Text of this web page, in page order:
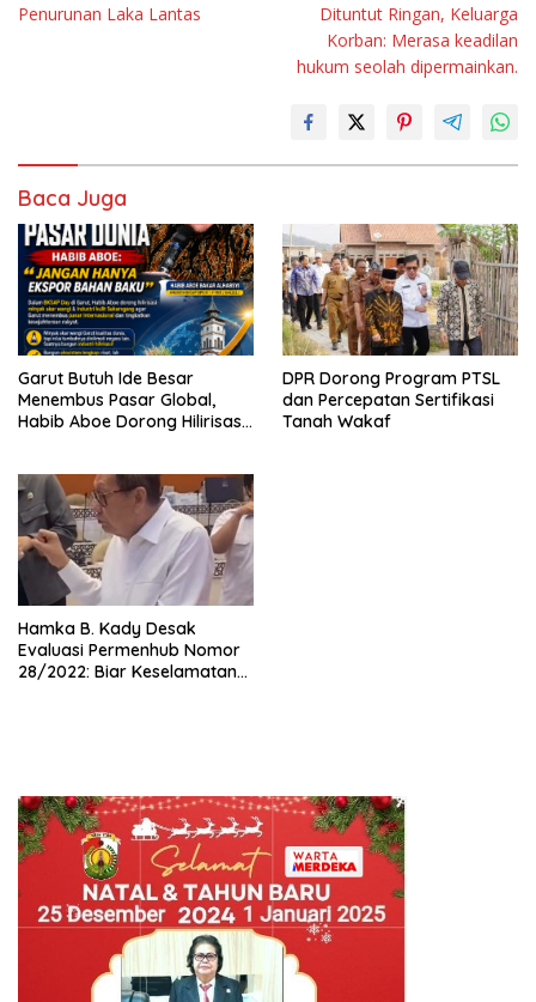
Penurunan Laka Lantas
Dituntut Ringan, Keluarga
Korban: Merasa keadilan
hukum seolah dipermainkan.
Baca Juga
Garut Butuh Ide Besar
Menembus Pasar Global,
Habib Aboe Dorong Hilirisasi
DPR Dorong Program PTSL
dan Percepatan Sertifikasi
Tanah Wakaf
Hamka B. Kady Desak
Evaluasi Permenhub Nomor
28/2022: Biar Keselamatan